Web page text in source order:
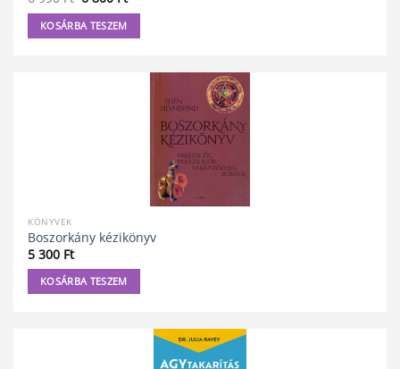
price
was:
6
990 Ft.
price
800 Ft.
KOSÁRBA TESZEM
KÖNYVEK
Boszorkány kézikönyv
5 300 Ft
KOSÁRBA TESZEM